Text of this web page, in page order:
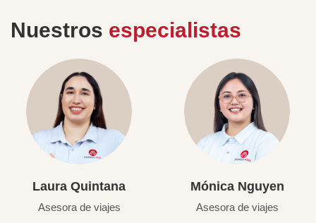
Nuestros especialistas
Laura Quintana
Asesora de viajes
Mónica Nguyen
Asesora de viajes